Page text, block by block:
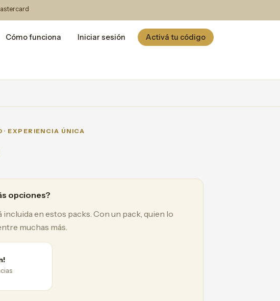
Cómo funciona Iniciar sesión Activá tu código
EXPERIENCIA ÚNICA
opciones?
incluida en estos packs. Con un pack, quien lo
muchas más.